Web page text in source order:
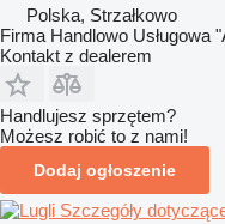
Polska, Strzałkowo
Firma Handlowo Usługowa
Kontakt z dealerem
Handlujesz sprzętem?
Możesz robić to z nami!
Dodaj ogłoszenie
Szczegóły